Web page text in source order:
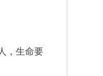
，生命要